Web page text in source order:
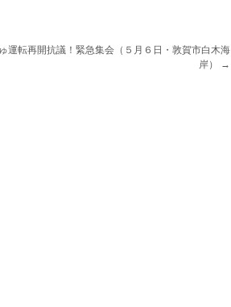
運転再開抗議！緊急集会（５月６日・敦賀市白木海
岸）
→